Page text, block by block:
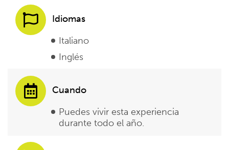
Idiomas
Italiano
Inglés
Cuando
Puedes vivir esta experiencia
durante todo el año.